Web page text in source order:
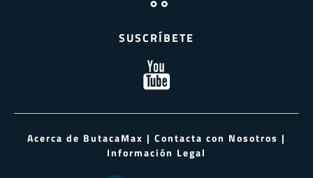
SUSCRÍBETE
Acerca de ButacaMax | Contacta con Nosotros |
Información Legal